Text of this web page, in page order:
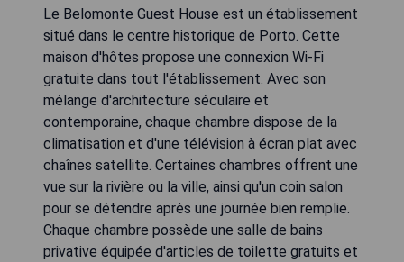
Le Belomonte Guest House est un établissement
situé dans le centre historique de Porto. Cette
maison d'hôtes propose une connexion Wi-Fi
gratuite dans tout l'établissement. Avec son
mélange d'architecture séculaire et
contemporaine, chaque chambre dispose de la
climatisation et d'une télévision à écran plat avec
chaînes satellite. Certaines chambres offrent une
vue sur la rivière ou la ville, ainsi qu'un coin salon
pour se détendre après une journée bien remplie.
Chaque chambre possède une salle de bains
privative équipée d'articles de toilette gratuits et